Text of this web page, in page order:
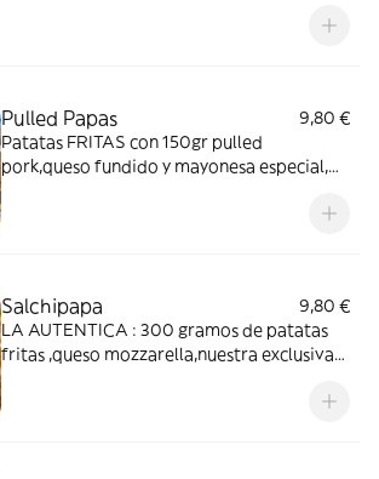
Pulled Papas
9,80 €
Patatas FRITAS con 150gr pulled
pork,queso fundido y mayonesa especial,
Salchipapa
9,80 €
LA AUTENTICA : 300 gramos de patatas
fritas ,queso mozzarella,nuestra exclusiva